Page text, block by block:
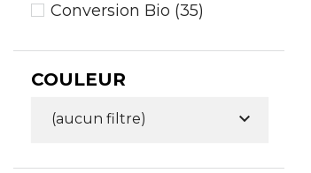
Conversion Bio (35)
COULEUR
(aucun filtre) 